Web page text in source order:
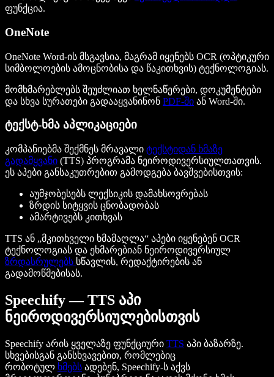
ფუნქცია.
OneNote
OneNote Word-ის მსგავსია, მაგრამ იყენებს OCR (ოპტიკური
სიმბოლოების ამოცნობისა და წაკითხვის) ტექნოლოგიას.
მომხმარებლებს შეუძლიათ ხელნაწერები, დოკუმენტები
და სხვა სურათები გადააყვანინონ PDF-ში ან Word-ში.
ტექსტ-ხმა აპლიკაციები
კომპანიებმა შექმნეს მრავალი ტექსტიდან ხმაზე
გადამყვანი (TTS) პროგრამა ნეიროდივერსიულთათვის.
ეს აპები განსაკუთრებით გამოდგება ბავშვებისთვის:
აუმჯობესებს ლექსიკის დამახსოვრებას
ზრდის სიტყვის ცნობადობას
ამარტივებს კითხვას
TTS ან „მკითხველი ხმამაღლა“ აპები იყენებენ OCR
ტექნოლოგიას და ეხმარებიან ნეიროდივერსიულ
ზრდასრულებს სწავლის, რედაქტირების ან
გადამოწმებისას.
Speechify — TTS აპი
ნეიროდივერსიულებისთვის
Speechify არის ყველაზე ფუნქციური TTS აპი ბაზარზე.
სხვებისგან განსხვავებით, რომლებიც
რობოტულ ხმებს ადებენ, Speechify-ს აქვს